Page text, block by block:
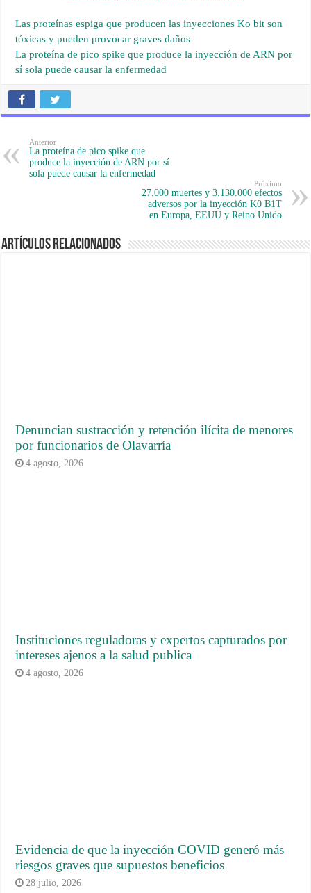
Las proteínas espiga que producen las inyecciones Ko bit son
tóxicas y pueden provocar graves daños
La proteína de pico spike que produce la inyección de ARN por
sí sola puede causar la enfermedad
Anterior
La proteína de pico spike que
produce la inyección de ARN por sí
sola puede causar la enfermedad
Próximo
27.000 muertes y 3.130.000 efectos
adversos por la inyección K0 B1T
en Europa, EEUU y Reino Unido
Artículos Relacionados
Denuncian sustracción y retención ilícita de menores
por funcionarios de Olavarría
4 agosto, 2026
Instituciones reguladoras y expertos capturados por
intereses ajenos a la salud publica
4 agosto, 2026
Evidencia de que la inyección COVID generó más
riesgos graves que supuestos beneficios
28 julio, 2026